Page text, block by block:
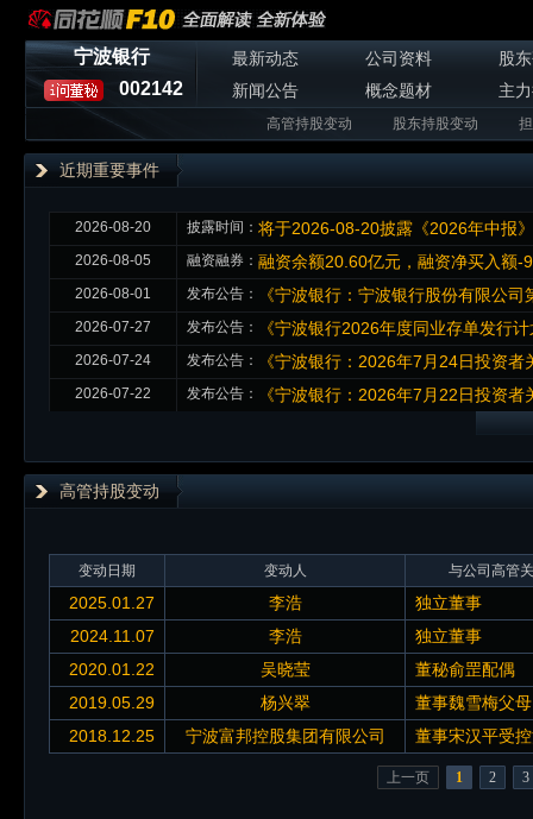
宁波银行
002142
最新动态 公司资料
股
新闻公告
概念题材 主
高管持股变动 股东持股变动
近期重要事件
2026-08-20 披露时间： 将于2026-08-20披露《2026年中报》
2026-08-05 融资融券： 融资余额20.60亿元，融资净买入额-
2026-08-01 发布公告： 《宁波银行：宁波银行股份有限公
2026-07-27 发布公告： 《宁波银行2026年度同业存单发行
2026-07-24 发布公告： 《宁波银行：2026年7月24日投资
2026-07-22 发布公告： 《宁波银行：2026年7月22日投资
高管持股变动
变动日期 变动人 与公司高管
2025.01.27 李浩
独立董事
2024.11.07
李浩
独立董事
2020.01.22
吴晓莹
董秘俞罡配偶
2019.05.29
杨兴翠
董事魏雪梅父母
2018.12.25
宁波富邦控股集团有限公司 董事宋汉平受
上一页 1 2 3